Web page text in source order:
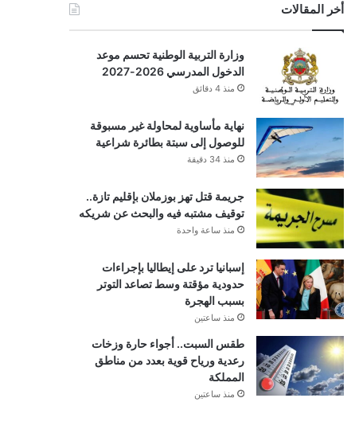
أخر المقالات
وزارة التربية الوطنية تحسم موعد
الدخول المدرسي 2026-2027
منذ 4 دقائق
نهاية مأساوية لمحاولة غير مسبوقة
للوصول إلى سبتة بطائرة شراعية
منذ 34 دقيقة
جريمة قتل تهز بوزملان بإقليم تازة..
توقيف مشتبه فيه والبحث عن شريكه
منذ ساعة واحدة
إسبانيا ترد على إيطاليا بإجراءات
حدودية مؤقتة وسط تصاعد التوتر
بسبب الهجرة
منذ ساعتين
طقس السبت.. أجواء حارة وزخات
رعدية ورياح قوية بعدد من مناطق
المملكة
منذ ساعتين